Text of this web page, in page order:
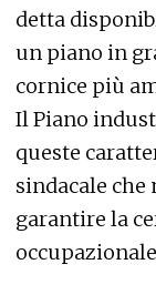
detta
un piano in
cornice più
Il Piano
queste
sindacale che
garantire la